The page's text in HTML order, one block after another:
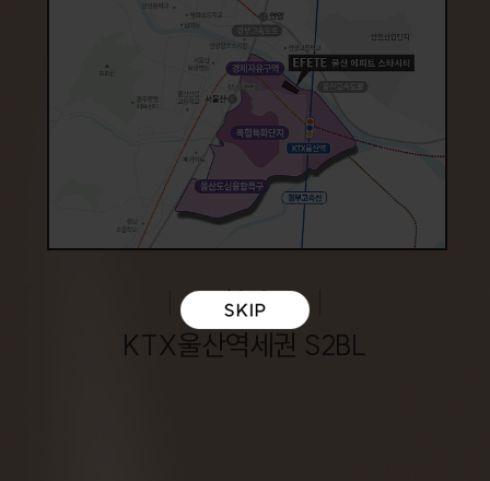
현장
KTX울산역세권 S2BL